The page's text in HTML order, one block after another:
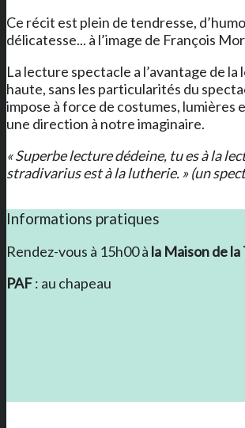
Ce récit est plein de tendresse,
délicatesse... à l’image de François
La lecture spectacle a l’avantage de la
haute, sans les particularités du
impose à force de costumes, lumières
une direction à notre imaginaire.
« Superbe lecture dédeine, tu es à la
stradivarius est à la lutherie. » (un
Informations pratiques
Rendez-vous à 15h00 à la Maison de
PAF: au chapeau